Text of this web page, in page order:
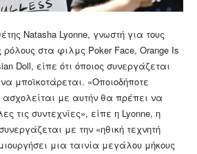
Natasha Lyonne, γνωστή για τους
ρόλους στα φιλμς Poker Face, Orange Is
Doll, είπε ότι όποιος συνεργάζεται
μποϊκοτάρεται. «Οποιοδήποτε
με αυτήν θα πρέπει να
τις συντεχνίες», είπε η Lyonne, η
με την «ηθική τεχνητή
μια ταινία μεγάλου μήκους